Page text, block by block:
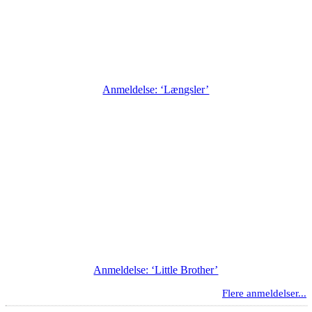
Anmeldelse: ‘Længsler’
Anmeldelse: ‘Little Brother’
Flere anmeldelser...